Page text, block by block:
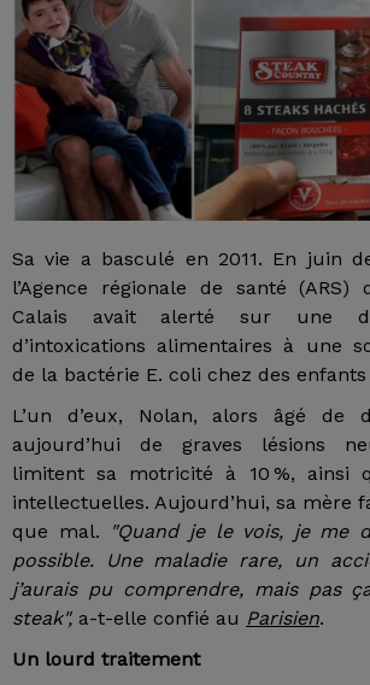
Sa vie a basculé en 2011. En juin
l’Agence régionale de santé (ARS)
Calais avait alerté sur une
d’intoxications alimentaires à une
de la bactérie E. coli chez des
L’un d’eux, Nolan, alors âgé de
aujourd’hui de graves lésions
limitent sa motricité à 10 %, ainsi
intellectuelles. Aujourd’hui, sa mère
que mal.
"Quand je le vois, je me
possible. Une maladie rare, un
j’aurais pu comprendre, mais pas
steak", a-t-elle confié au Parisien.
Un lourd traitement